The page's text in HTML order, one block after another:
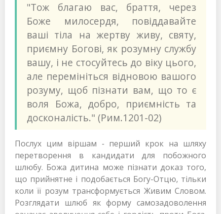
"Тож благаю вас, браття, через
Боже милосердя, повіддавайте
ваші тіла на жертву живу, святу,
приємну Богові, як розумну службу
вашу, і не стосуйтесь до віку цього,
але перемініться відновою вашого
розуму, щоб пізнати вам, що то є
воля Божа, добро, приємність та
досконалість." (Рим.1201-02)
Послух цим віршам - перший крок на шляху
перетворення в кандидати для побожного
шлюбу. Божа дитина може пізнати доказ того,
що прийнятне і подобається Богу-Отцю, тільки
коли її розум трансформується Живим Словом.
Розглядати шлюб як форму самозадоволення